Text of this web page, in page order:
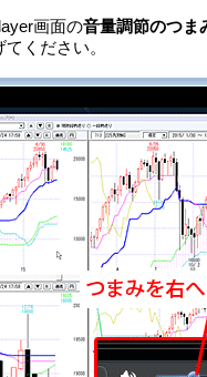
画面の音量調節のつま
ください。